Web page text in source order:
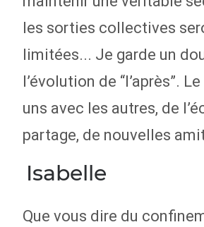
les sorties collectives
limitées... Je garde un
l’évolution de “l’après”.
uns avec les autres, de
partage, de nouvelles
Isabelle
Que vous dire du